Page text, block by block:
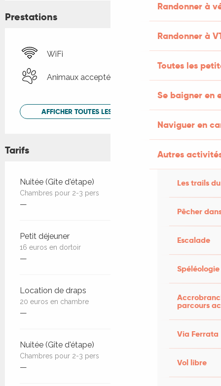
Randonner à
Randonner à
Toutes les
Se baigner en
Naviguer en
Autres
Les trails
Pêcher
Escalade
Spéléologie
parcours
Via Ferrata
Vol libre
Prestations
WiFi
Animaux acceptés
AFFICHER TOUTES LES PRESTATIONS
Tarifs
Tarifs 2026
Nuitée (Gîte d'étape)
Chambres pour 2-3 pers
—
Petit déjeuner
16 euros en dortoir
—
Location de draps
20 euros en chambre
—
Nuitée (Gîte d'étape)
Chambres pour 2-3 pers
—